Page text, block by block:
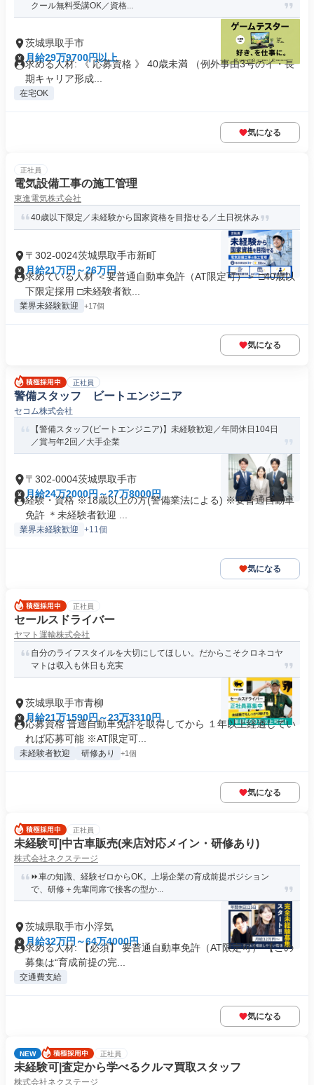
クール無料受講OK／資格...
茨城県取手市
月給29万9700円以上
求める人材: 《 応募資格 》 40歳未満 （例外事由3号のイ・長
期キャリア形成...
在宅OK
気になる
正社員
電気設備工事の施工管理
東進電気株式会社
40歳以下限定／未経験から国家資格を目指せる／土日祝休み
〒302-0024茨城県取手市新町
月給21万円～26万円
求めている人材 ＜要普通自動車免許（AT限定可）＞ □40歳以
下限定採用 □未経験者歓...
業界未経験歓迎 +17個
気になる
正社員
警備スタッフ ビートエンジニア
セコム株式会社
【警備スタッフ(ビートエンジニア)】未経験歓迎／年間休日104日
／賞与年2回／大手企業
〒302-0004茨城県取手市
月給24万2000円～27万8000円
経験・資格 ※18歳以上の方(警備業法による) ※要普通自動車
免許 ＊未経験者歓迎 ...
業界未経験歓迎 +11個
気になる
正社員
セールスドライバー
ヤマト運輸株式会社
自分のライフスタイルを大切にしてほしい。だからこそクロネコヤ
マトは収入も休日も充実
茨城県取手市青柳
月給21万1590円～23万3310円
応募資格 普通自動車免許を取得してから １年以上経過してい
れば応募可能 ※AT限定可...
未経験者歓迎 研修あり +1個
気になる
正社員
未経験可|中古車販売(来店対応メイン・研修あり)
株式会社ネクステージ
⏩️車の知識、経験ゼロからOK。上場企業の育成前提ポジション
で、研修＋先輩同席で接客の型か...
茨城県取手市小浮気
月給32万円～64万4000円
求める人材: 【必須】 要普通自動車免許（AT限定可） 【この
募集は“育成前提の完...
交通費支給
気になる
NEW 正社員
未経験可|査定から学べるクルマ買取スタッフ
株式会社ネクステージ